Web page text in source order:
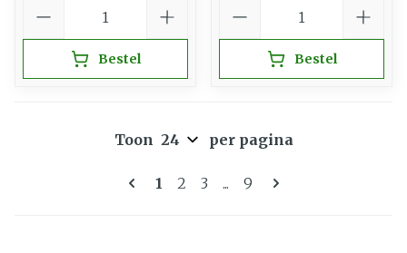
Bestel Bestel
Pagina's
U lees momenteel pagina
1 Pagina
2 Pagina
3 ... Pagina
9
Toon per pagina